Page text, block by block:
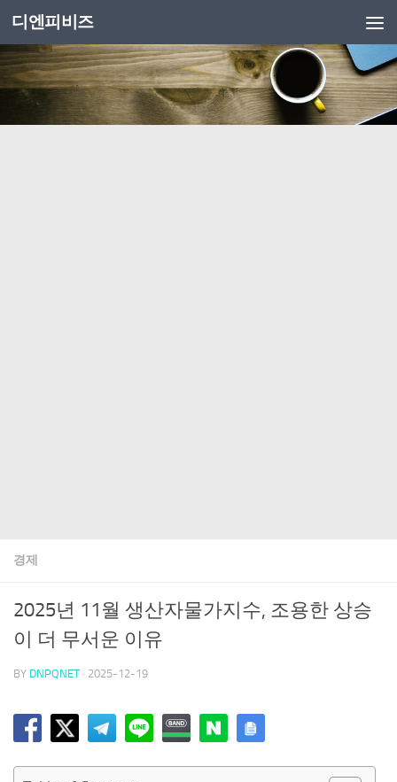
Skip to content
디엔피비즈
경제
2025년 11월 생산자물가지수, 조용한 상승
이 더 무서운 이유
BY DNPQNET · 2025-12-19